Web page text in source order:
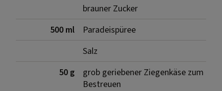
brauner Zucker
500 ml
Paradeispüree
Salz
50 g
grob geriebener Ziegenkäse zum
Bestreuen